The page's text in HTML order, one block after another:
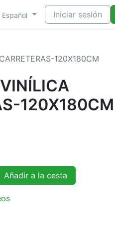
Español Iniciar sesión
120X180CM
120X180CM
Añadir a la cesta